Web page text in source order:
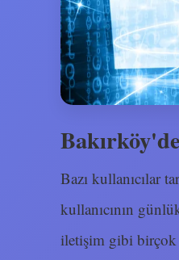
Bazı kullanıcılar
kullanıcının
iletişim gibi birçok